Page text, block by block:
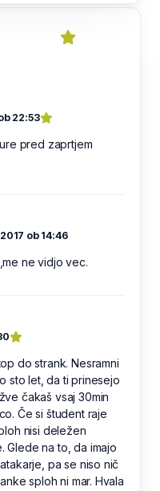
22:53
pred zaprtjem
ob 14:46
ne vidjo vec.
do strank. Nesramni
sto let, da ti prinesejo
čakaš vsaj 30min
Če si študent raje
nisi deležen
na to, da imajo
pa se niso nič
sploh ni mar. Hvala